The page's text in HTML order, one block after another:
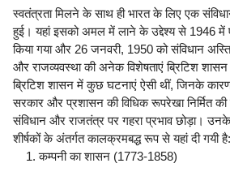
स्वतंत्रता मिलने के साथ ही भारत के लिए एक
हुई। यहां इसको अमल में लाने के उद्देश्य से 1946 में
किया गया और 26 जनवरी, 1950 को संविधान
और राजव्यवस्था की अनेक विशेषताएं ब्रिटिश शासन
ब्रिटिश शासन में कुछ घटनाएं ऐसी थीं, जिनके कारण
सरकार और प्रशासन की विधिक रूपरेखा निर्मित
संविधान और राजतंत्र पर गहरा प्रभाव छोड़ा। उनके
शीर्षकों के अंतर्गत कालक्रमबद्ध रूप से यहां दी गयी है:
कम्पनी का शासन (1773-1858)